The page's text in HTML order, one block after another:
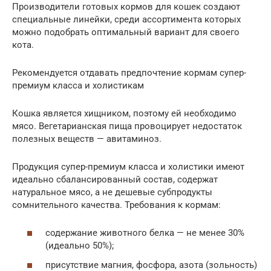
Производители готовых кормов для кошек создают
специальные линейки, среди ассортимента которых
можно подобрать оптимальный вариант для своего
кота.
Рекомендуется отдавать предпочтение кормам супер-
премиум класса и холистикам
Кошка является хищником, поэтому ей необходимо
мясо. Вегетарианская пища провоцирует недостаток
полезных веществ — авитаминоз.
Продукция супер-премиум класса и холистики имеют
идеально сбалансированный состав, содержат
натуральное мясо, а не дешевые субпродукты
сомнительного качества. Требования к кормам:
содержание животного белка — не менее 30%
(идеально 50%);
присутствие магния, фосфора, азота (зольность)